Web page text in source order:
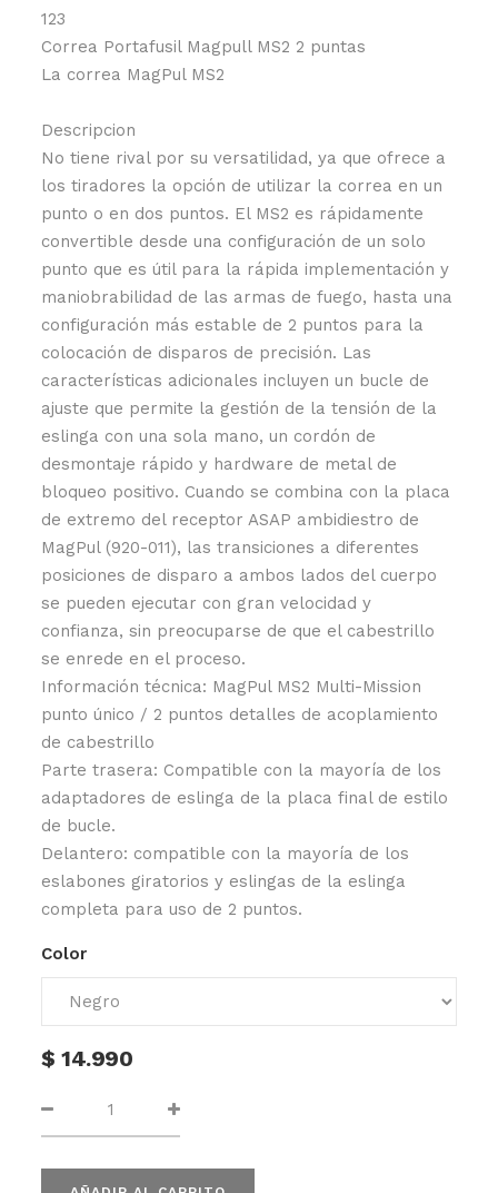
123
Correa Portafusil Magpull MS2 2 puntas
La correa MagPul MS2
Descripcion
No tiene rival por su versatilidad, ya que ofrece a
los tiradores la opción de utilizar la correa en un
punto o en dos puntos. El MS2 es rápidamente
convertible desde una configuración de un solo
punto que es útil para la rápida implementación y
maniobrabilidad de las armas de fuego, hasta una
configuración más estable de 2 puntos para la
colocación de disparos de precisión. Las
características adicionales incluyen un bucle de
ajuste que permite la gestión de la tensión de la
eslinga con una sola mano, un cordón de
desmontaje rápido y hardware de metal de
bloqueo positivo. Cuando se combina con la placa
de extremo del receptor ASAP ambidiestro de
MagPul (920-011), las transiciones a diferentes
posiciones de disparo a ambos lados del cuerpo
se pueden ejecutar con gran velocidad y
confianza, sin preocuparse de que el cabestrillo
se enrede en el proceso.
Información técnica: MagPul MS2 Multi-Mission
punto único / 2 puntos detalles de acoplamiento
de cabestrillo
Parte trasera: Compatible con la mayoría de los
adaptadores de eslinga de la placa final de estilo
de bucle.
Delantero: compatible con la mayoría de los
eslabones giratorios y eslingas de la eslinga
completa para uso de 2 puntos.
Color
$14.990